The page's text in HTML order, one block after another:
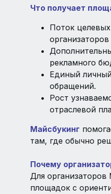
Что получает
Поток
рекламного
Единый
обращений.
Рост
отраслевой
Майсбукинг
там, где обычно
Почему
Для
площадок с